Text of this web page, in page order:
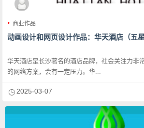
商业作品
动画设计和网页设计作品：华天酒店（五星
华天酒店是长沙著名的酒店品牌，社会关注力非
的网络方案，会有一定压力。华...
2025-03-07